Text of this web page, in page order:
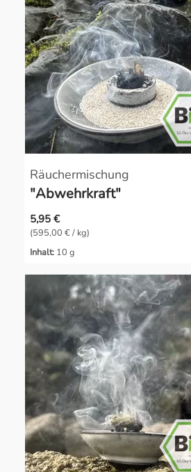
Räuchermischung
"Abwehrkraft"
5,95 €
(595,00 € / kg)
Inhalt: 10 g